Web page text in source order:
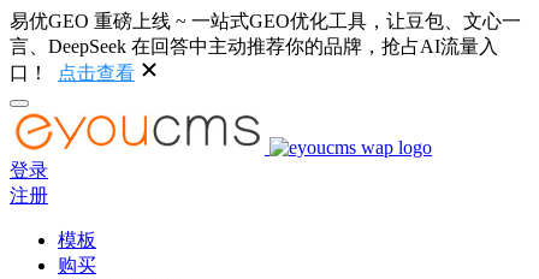
易优GEO 重磅上线 ~ 一站式GEO优化工具，让豆包、文心一
言、DeepSeek 在回答中主动推荐你的品牌，抢占AI流量入
口！
点击查看
登录
注册
模板
购买